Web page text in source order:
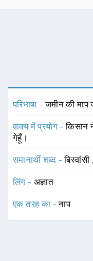
परिभाषा -जमीन की माप
वाक्य में प्रयोग -किसान
गेहूँ।
समानार्थी शब्द -बिस्वांसी
लिंग - अज्ञात
एक तरह का -नाप